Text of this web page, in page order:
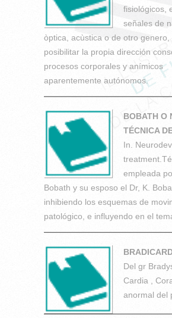
fisiológicos,
señales de
òptica, acùstica o de otro
posibilitar la propia dirección
procesos corporales y anímicos
aparentemente autónomos.
BOBATH O
TÉCNICA
In.
empleada
Bobath y su esposo el Dr, K.
inhibiendo los esquemas de
patológico, e influyendo en el
Del gr
Cardia ,
anormal del